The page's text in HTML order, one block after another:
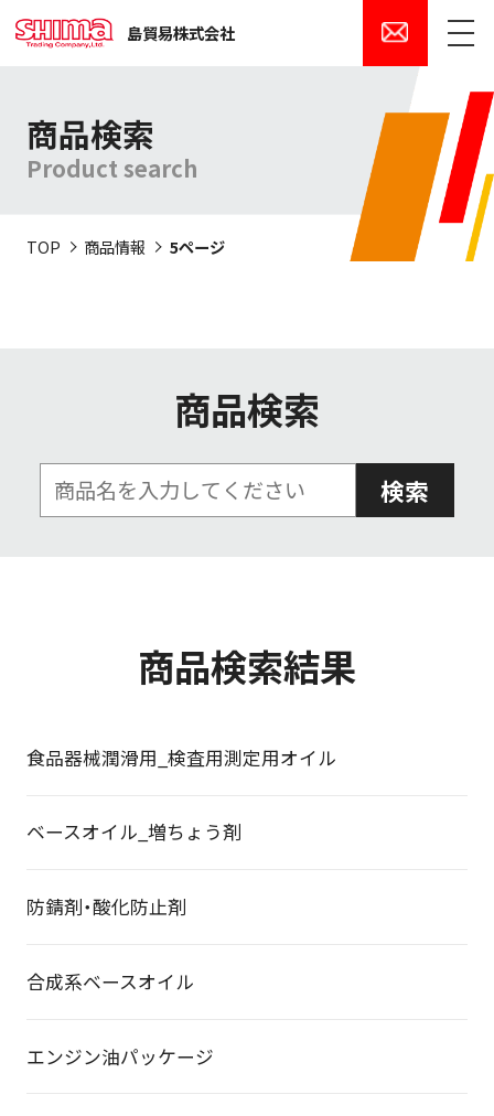
島貿易株式会社
商品検索
Product search
TOP 商品情報 5ページ
商品検索
商品検索結果
食品器械潤滑用_検査用測定用オイル
ベースオイル_増ちょう剤
防錆剤・酸化防止剤
合成系ベースオイル
エンジン油パッケージ